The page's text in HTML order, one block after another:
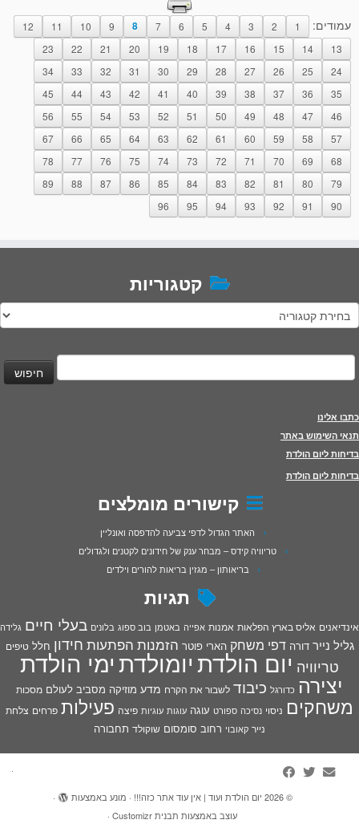
עמודים: 1
2
3
4
5
6
7
8
9
10
11
12
13
14
15
16
17
18
19
20
21
22
23
24
25
26
27
28
29
30
31
32
33
34
35
36
37
38
39
40
41
42
43
44
45
46
47
48
49
50
51
52
53
54
55
56
57
58
59
60
61
62
63
64
65
66
67
68
69
70
71
72
73
74
75
76
77
78
79
80
81
82
83
84
85
86
87
88
89
90
91
92
93
94
95
96
קטגוריות
קטגוריות
כתבו אלינו
תנאי השימוש באתר
בדיחות ליום הולדת
בדיחות ליום הולדת
קישורים מומלצים
האתר הגדול לדפי צביעה להדפסה ואונליין
טריוויה קידס – מבחר ענק של חידונים לקטנים ולגדולים
בריאותון – מגזין בריאות להורים וילדים
תגיות
אינדיאנים אליס בארץ הפלאות אמנות אפייה באטמן בוב ספוג בלונים בעלי חיים גלידה
גליל נייר דורה דפי משחק הארי פוטר הזמנות הפתעות חידון חלל טיפים
טריוויה יום הולדתיומולדתימי הולדת
יצירה כדורגל כיבוד לשבור את הקרח מדע מוזיקה מסביב לעולם מסכות
משחקים ניסוי נסיכה ספורט עוגה עוגות עוגיות פיצה פעילות פרחים צלחת
נייר קאובוי רחוב סומסום שוקולד תחבורה
·
© 2026 יום הולדת ועוד | אין עוד אתר כזה!!! · מונע באמצעות
·
עוצב באמצעות תבנית Customizr ·